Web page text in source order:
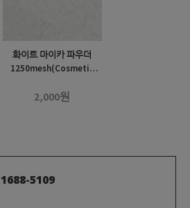
화이트 마이카 파우더
1250mesh(Cosmetic
White 1250mesh)-B
2,000원
1688-5109